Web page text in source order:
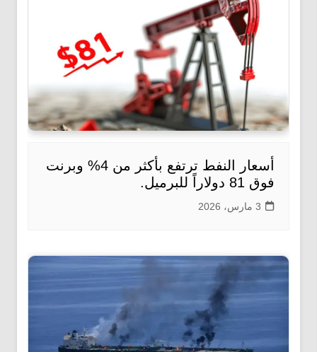
أسعار النفط ترتفع بأكثر من 4% وبرنت
فوق 81 دولاراً للبرميل.
3 مارس، 2026